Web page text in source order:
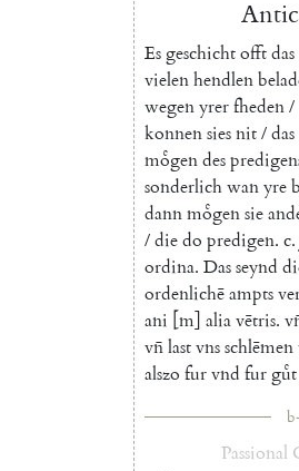
Esgeschichtofftdas
vielenhendlen
wegenyrerfheden/
konnensiesnit/das
moͤgendes
sonderlichwanyre
dannmoͤgensie
/diedo predigen. c.
ordina. Dasseynd
ordenlichēampts
ani m aliavētris.
vn̄lastvnsschlēmen
alszo furvnd furguͤt
Passional